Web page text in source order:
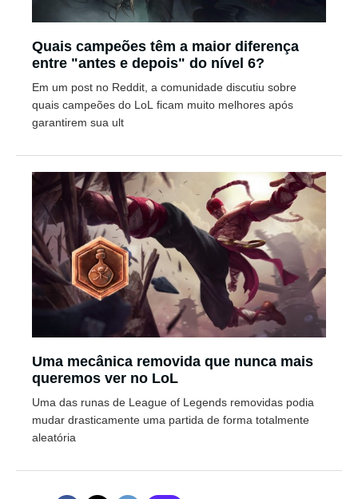
Quais campeões têm a maior diferença
entre "antes e depois" do nível 6?
Em um post no Reddit, a comunidade discutiu sobre
quais campeões do LoL ficam muito melhores após
garantirem sua ult
Uma mecânica removida que nunca mais
queremos ver no LoL
Uma das runas de League of Legends removidas podia
mudar drasticamente uma partida de forma totalmente
aleatória